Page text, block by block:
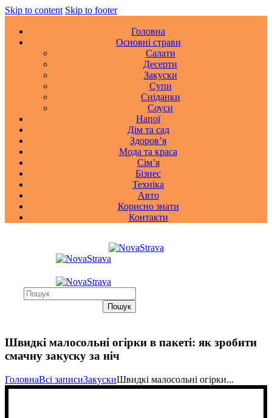
Skip to content Skip to footer
Головна
Основні страви
Салати
Десерти
Закуски
Супи
Сніданки
Соуси
Напої
Дім та сад
Здоровʼя
Мода та краса
Сімʼя
Бізнес
Техніка
Авто
Корисно знати
Контакти
Пошук
Швидкі малосольні огірки в пакеті: як зробити
смачну закуску за ніч
ГоловнаВсі записиЗакускиШвидкі малосольні огірки...